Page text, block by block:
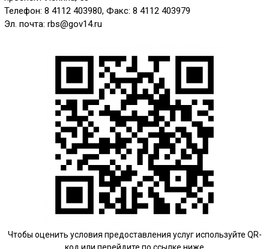
Телефон: 8 4112 403980, Факс: 8 4112 403979
Эл. почта: rbs@gov14.ru
Чтобы оценить условия предоставления услуг используйте QR-